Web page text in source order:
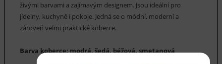
živými barvami a zajímavým designem. Jsou ideální pro
jídelny, kuchyně i pokoje. Jedná se o módní, moderní a
zároveň velmi praktické koberce.
Barva koberce: modrá, šedá, béžová, smetanová